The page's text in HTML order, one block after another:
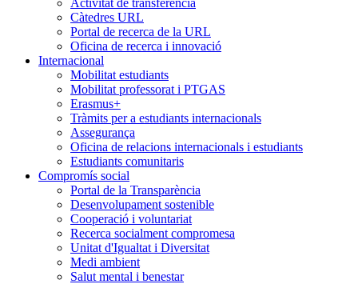
Càtedres URL
Portal de recerca de la URL
Oficina de recerca i innovació
Internacional
Mobilitat estudiants
Mobilitat professorat i PTGAS
Erasmus+
Tràmits per a estudiants internacionals
Assegurança
Oficina de relacions internacionals i estudiants
Estudiants comunitaris
Compromís social
Portal de la Transparència
Desenvolupament sostenible
Cooperació i voluntariat
Recerca socialment compromesa
Unitat d'Igualtat i Diversitat
Medi ambient
Salut mental i benestar